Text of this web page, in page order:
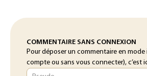
COMMENTAIRE SANS CONNEXION
Pour déposer un commentaire en mode
compte ou sans vous connecter), c’est